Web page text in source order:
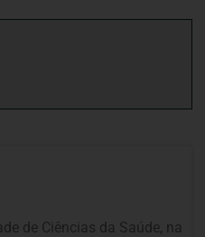
de Ciências da Saúde, na